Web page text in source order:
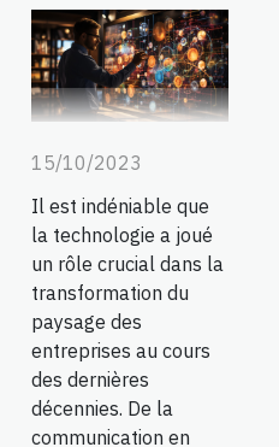
15/10/2023
Il est indéniable que
la technologie a joué
un rôle crucial dans la
transformation du
paysage des
entreprises au cours
des dernières
décennies. De la
communication en